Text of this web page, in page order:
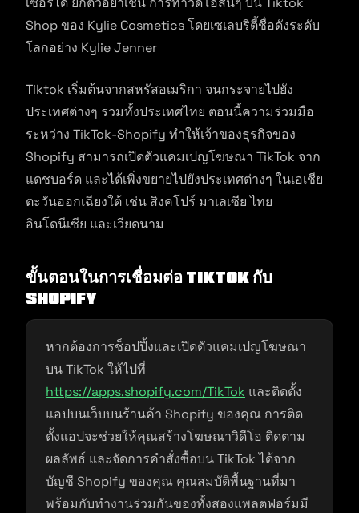
Shop ของ Kylie Cosmetics โดยเซเลบริตี้ชื่อดังระดับ
โลกอย่าง Kylie Jenner
Tiktok เริ่มต้นจากสหรัสอเมริกา จนกระจายไปยัง
ประเทศต่างๆ รวมทั้งประเทศไทย ตอนนี้ความร่วมมือ
ระหว่าง TikTok-Shopify ทำให้เจ้าของธุรกิจของ
Shopify สามารถเปิดตัวแคมเปญโฆษณา TikTok จาก
แดชบอร์ด และได้เพิ่งขยายไปยังประเทศต่างๆ ในเอเชีย
ตะวันออกเฉียงใต้ เช่น สิงคโปร์ มาเลเซีย ไทย
อินโดนีเซีย และเวียดนาม
ขั้นตอนในการเชื่อมต่อ TikTok กับ
Shopify
หากต้องการช็อปปิ้งและเปิดตัวแคมเปญโฆษณา
บน TikTok ให้ไปที่
https://apps.shopify.com/TikTok และติดตั้ง
แอปบนเว็บบนร้านค้า Shopify ของคุณ การติด
ตั้งแอปจะช่วยให้คุณสร้างโฆษณาวิดีโอ ติดตาม
ผลลัพธ์ และจัดการคำสั่งซื้อบน TikTok ได้จาก
บัญชี Shopify ของคุณ คุณสมบัติพื้นฐานที่มา
พร้อมกับทำงานร่วมกันของทั้งสองแพลตฟอร์มมี